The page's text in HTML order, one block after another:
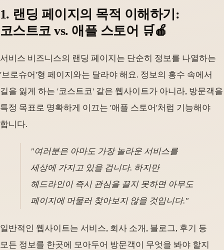
1. 랜딩 페이지의 목적 이해하기:
코스트코 vs. 애플 스토어 🛒🍎
서비스 비즈니스의 랜딩 페이지는 단순히 정보를 나열하는
'브로슈어'형 페이지와는 달라야 해요. 정보의 홍수 속에서
길을 잃게 하는 '코스트코' 같은 웹사이트가 아니라, 방문객을
특정 목표로 명확하게 이끄는 '애플 스토어'처럼 기능해야
합니다.
"여러분은 아마도 가장 놀라운 서비스를
세상에 가지고 있을 겁니다. 하지만
헤드라인이 즉시 관심을 끌지 못하면 아무도
페이지에 머물러 찾아보지 않을 것입니다."
일반적인 웹사이트는 서비스, 회사 소개, 블로그, 후기 등
모든 정보를 한곳에 모아두어 방문객이 무엇을 봐야 할지